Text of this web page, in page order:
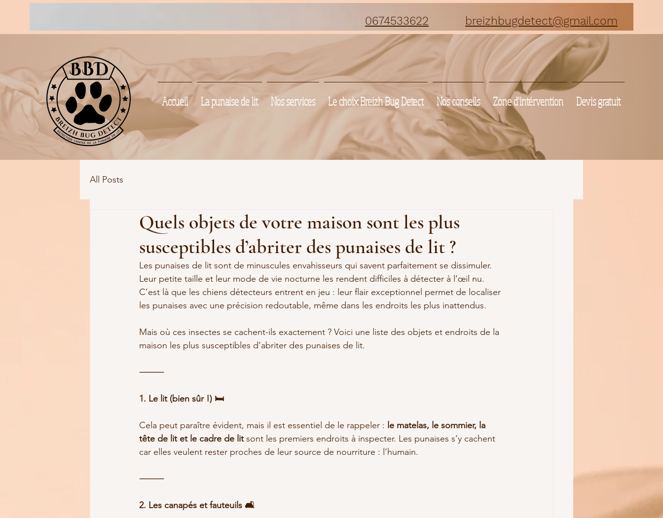
0674533622 breizhbugdetect@gmail.com
Accueil La punaise de lit Nos services Le choix Breizh Bug Detect Nos conseils Zone d'intérvention Devis gratuit
All Posts
Quels objets de votre maison sont les plus
susceptibles d’abriter des punaises de lit ?
Les punaises de lit sont de minuscules envahisseurs qui savent parfaitement se dissimuler.
Leur petite taille et leur mode de vie nocturne les rendent difficiles à détecter à l’œil nu.
C’est là que les chiens détecteurs entrent en jeu : leur flair exceptionnel permet de localiser
les punaises avec une précision redoutable, même dans les endroits les plus inattendus.
Mais où ces insectes se cachent-ils exactement ? Voici une liste des objets et endroits de la
maison les plus susceptibles d’abriter des punaises de lit.
⸻
1. Le lit (bien sûr !) 🛏️
Cela peut paraître évident, mais il est essentiel de le rappeler : le matelas, le sommier, la
tête de lit et le cadre de lit sont les premiers endroits à inspecter. Les punaises s’y cachent
car elles veulent rester proches de leur source de nourriture : l’humain.
⸻
2. Les canapés et fauteuils 🛋️